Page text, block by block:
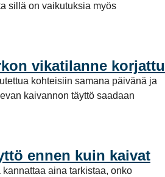
sillä on vaikutuksia myös
vikatilanne korjattu
kohteisiin samana päivänä ja
kaivannon täyttö saadaan
ennen kuin kaivat
aina tarkistaa, onko